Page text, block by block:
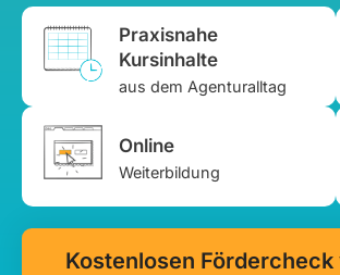
Praxisnahe
Kursinhalte
aus dem Agenturalltag
Online
Weiterbildung
Kostenlosen